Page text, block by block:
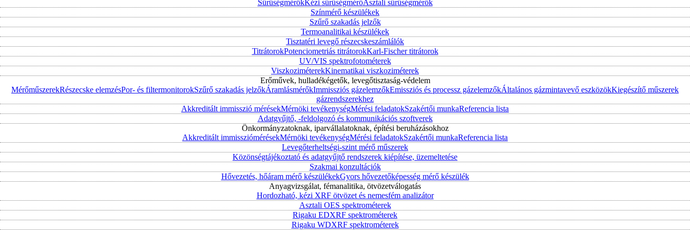
SűrűségmérőkKézi sűrűségmérőAsztali sűrűségmérők
Színmérő készülékek
Szűrő szakadás jelzők
Termoanalitikai készülékek
Tisztatéri levegő részecskeszámlálók
TitrátorokPotenciometriás titrátorokKarl-Fischer titrátorok
UV/VIS spektrofotométerek
ViszkoziméterekKinematikai viszkoziméterek
Erőművek, hulladékégetők, levegőtisztaság-védelem
MérőműszerekRészecske elemzésPor- és filtermonitorokSzűrő szakadás jelzőkÁramlásmérőkImmissziós gázelemzőkEmissziós és processz gázelemzőkÁltalános gázmintavevő eszközökKiegészítő műszerek
gázrendszerekhez
Akkreditált immisszió mérésekMérnöki tevékenységMérési feladatokSzakértői munkaReferencia lista
Adatgyűjtő, -feldolgozó és kommunikációs szoftverek
Önkormányzatoknak, iparvállalatoknak, építési beruházásokhoz
Akkreditált immissziómérésekMérnöki tevékenységMérési feladatokSzakértői munkaReferencia lista
Levegőterheltségi-szint mérő műszerek
Közönségtájékoztató és adatgyűjtő rendszerek kiépítése, üzemeltetése
Szakmai konzultációk
Hővezetés, hőáram mérő készülékekGyors hővezetőképesség mérő készülék
Anyagvizsgálat, fémanalitika, ötvözetválogatás
Hordozható, kézi XRF ötvözet és nemesfém analizátor
Asztali OES spektrométerek
Rigaku EDXRF spektrométerek
Rigaku WDXRF spektrométerek